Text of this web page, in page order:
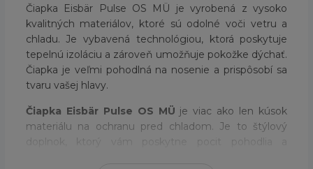
Čiapka Eisbär Pulse OS MÜ je vyrobená z vysoko
kvalitných materiálov, ktoré sú odolné voči vetru a
chladu. Je vybavená technológiou, ktorá poskytuje
tepelnú izoláciu a zároveň umožňuje pokožke dýchať.
Čiapka je veľmi pohodlná na nosenie a prispôsobí sa
tvaru vašej hlavy.
Čiapka Eisbär Pulse OS MÜ je viac ako len kúsok
materiálu na ochranu pred chladom. Je to štýlový